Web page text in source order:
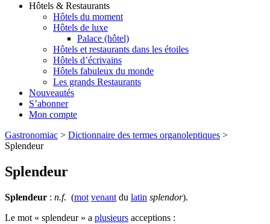
Hôtels & Restaurants
Hôtels du moment
Hôtels de luxe
Palace (hôtel)
Hôtels et restaurants dans les étoiles
Hôtels d’écrivains
Hôtels fabuleux du monde
Les grands Restaurants
Nouveautés
S’abonner
Mon compte
Gastronomiac > Dictionnaire des termes organoleptiques >
Splendeur
Splendeur
Splendeur : n.f. (mot venant du latin splendor).
Le mot « splendeur » a plusieurs acceptions :